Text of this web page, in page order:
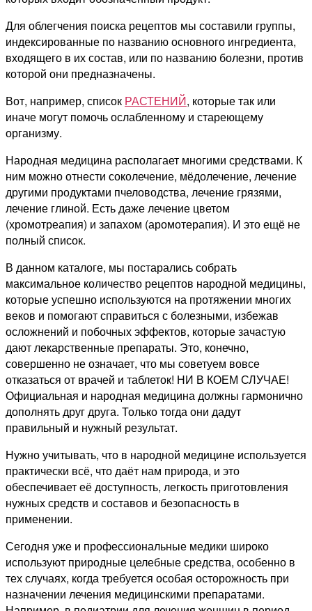
Для облегчения поиска рецептов мы составили группы,
индексированные по названию основного ингредиента,
входящего в их состав, или по названию болезни, против
которой они предназначены.
Вот, например, список РАСТЕНИЙ, которые так или
иначе могут помочь ослабленному и стареющему
организму.
Народная медицина располагает многими средствами. К
ним можно отнести соколечение, мёдолечение, лечение
другими продуктами пчеловодства, лечение грязями,
лечение глиной. Есть даже лечение цветом
(хромотреапия) и запахом (аромотерапия). И это ещё не
полный список.
В данном каталоге, мы постарались собрать
максимальное количество рецептов народной медицины,
которые успешно используются на протяжении многих
веков и помогают справиться с болезными, избежав
осложнений и побочных эффектов, которые зачастую
дают лекарственные препараты. Это, конечно,
совершенно не означает, что мы советуем вовсе
отказаться от врачей и таблеток! НИ В КОЕМ СЛУЧАЕ!
Официальная и народная медицина должны гармонично
дополнять друг друга. Только тогда они дадут
правильный и нужный результат.
Нужно учитывать, что в народной медицине используется
практически всё, что даёт нам природа, и это
обеспечивает её доступность, легкость приготовления
нужных средств и составов и безопасность в
применении.
Сегодня уже и профессиональные медики широко
используют природные целебные средства, особенно в
тех случаях, когда требуется особая осторожность при
назначении лечения медицинскими препаратами.